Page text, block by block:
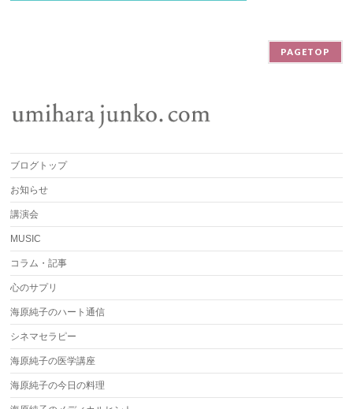
PAGETOP
ブログトップ
お知らせ
講演会
MUSIC
コラム・記事
心のサプリ
海原純子のハート通信
シネマセラピー
海原純子の医学講座
海原純子の今日の料理